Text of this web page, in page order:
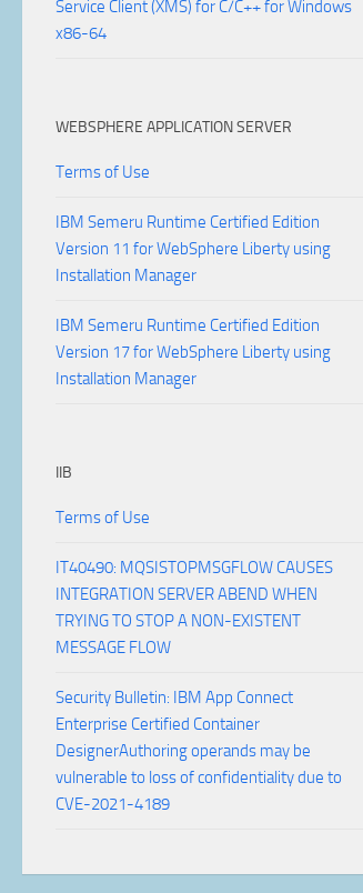
Service Client (XMS) for C/C++ for Windows
x86-64
WEBSPHERE APPLICATION SERVER
Terms of Use
IBM Semeru Runtime Certified Edition
Version 11 for WebSphere Liberty using
Installation Manager
IBM Semeru Runtime Certified Edition
Version 17 for WebSphere Liberty using
Installation Manager
IIB
Terms of Use
IT40490: MQSISTOPMSGFLOW CAUSES
INTEGRATION SERVER ABEND WHEN
TRYING TO STOP A NON-EXISTENT
MESSAGE FLOW
Security Bulletin: IBM App Connect
Enterprise Certified Container
DesignerAuthoring operands may be
vulnerable to loss of confidentiality due to
CVE-2021-4189